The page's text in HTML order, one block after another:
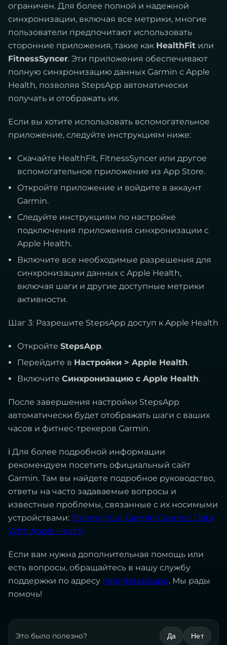
ограничен. Для более полной и надежной
синхронизации, включая все метрики, многие
пользователи предпочитают использовать
сторонние приложения, такие как HealthFit или
FitnessSyncer. Эти приложения обеспечивают
полную синхронизацию данных Garmin с Apple
Health, позволяя StepsApp автоматически
получать и отображать их.
Если вы хотите использовать вспомогательное
приложение, следуйте инструкциям ниже:
Скачайте HealthFit, FitnessSyncer или другое
вспомогательное приложение из App Store.
Откройте приложение и войдите в аккаунт
Garmin.
Следуйте инструкциям по настройке
подключения приложения синхронизации с
Apple Health.
Включите все необходимые разрешения для
синхронизации данных с Apple Health,
включая шаги и другие доступные метрики
активности.
Шаг 3: Разрешите StepsApp доступ к Apple Health
Откройте StepsApp.
Перейдите в Настройки > Apple Health.
Включите Синхронизацию с Apple Health.
После завершения настройки StepsApp
автоматически будет отображать шаги с ваших
часов и фитнес-трекеров Garmin.
ℹ Для более подробной информации
рекомендуем посетить официальный сайт
Garmin. Там вы найдете подробное руководство,
ответы на часто задаваемые вопросы и
известные проблемы, связанные с их носимыми
устройствами: Sharing Your Garmin Connect Data
With Apple Health
Если вам нужна дополнительная помощь или
есть вопросы, обращайтесь в нашу службу
поддержки по адресу help@steps.app. Мы рады
помочь!
Это было полезно? Да Нет